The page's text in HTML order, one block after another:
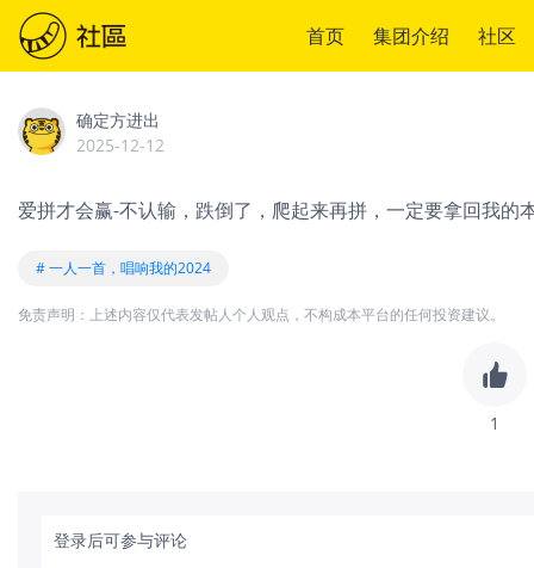
首页 集团介绍 社区
确定方进出
2025-12-12
爱拼才会赢-不认输，跌倒了，爬起来再拼，一定要拿回我的
# 一人一首，唱响我的2024
免责声明：上述内容仅代表发帖人个人观点，不构成本平台的任何投资建议。
1
登录后可参与评论